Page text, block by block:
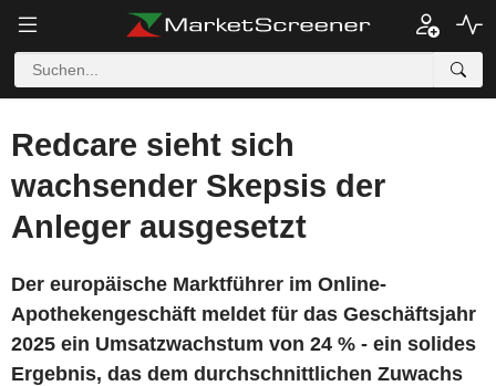
Redcare sieht sich
wachsender Skepsis der
Anleger ausgesetzt
Der europäische Marktführer im Online-
Apothekengeschäft meldet für das Geschäftsjahr
2025 ein Umsatzwachstum von 24 % - ein solides
Ergebnis, das dem durchschnittlichen Zuwachs